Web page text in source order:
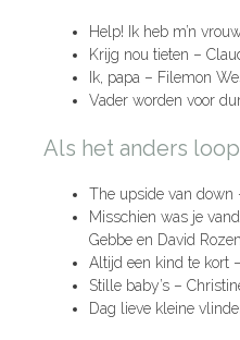
Help! Ik heb m’n
Krijg nou tieten –
Ik, papa – Filemon
Vader worden voor
Als het anders
The upside van down
Misschien was je
Gebbe en David
Altijd een kind te kort
Stille baby’s –
Dag lieve kleine